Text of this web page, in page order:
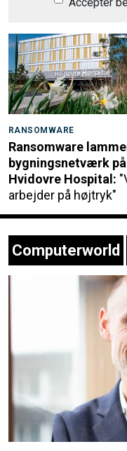
RANSOMWARE
Ransomware
bygningsnetværk på
Hvidovre Hospital:
arbejder på højtryk"
Computerworld